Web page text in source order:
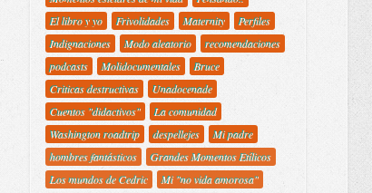
El libro y yo
Frivolidades Maternity
Perfiles
Indignaciones
Modo aleatorio
recomendaciones
podcasts
Molidocumentales
Bruce
Criticas destructivas
Unadocenade
Cuentos "didactivos"
La comunidad
Washington roadtrip
despellejes
Mi padre
hombres fantásticos
Grandes Momentos Etílicos
Los mundos de Cedric
Mi "no vida amorosa"